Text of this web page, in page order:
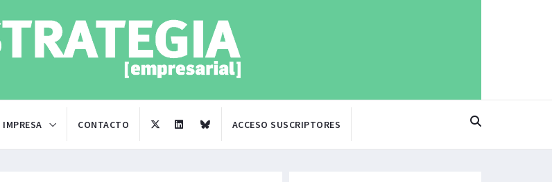
CONTACTO ACCESO SUSCRIPTORES